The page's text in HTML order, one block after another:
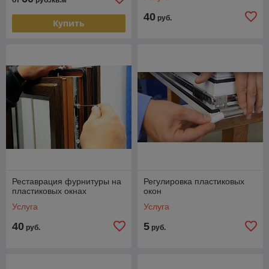
Купить
40 руб.
Реставрация фурнитуры на
пластиковых окнах
Услуга
40 руб.
Регулировка пластиковых
окон
Услуга
5 руб.